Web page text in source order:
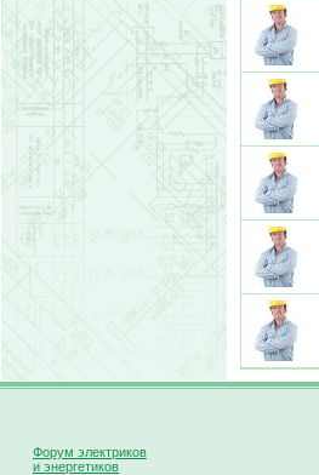
Форум электриков
и энергетиков